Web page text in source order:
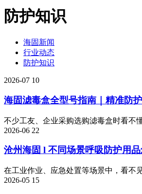
防护知识
海固新闻
行业动态
防护知识
2026-07 10
海固滤毒盒全型号指南｜精准防
不少工友、企业采购选购滤毒盒时看不
2026-06 22
沧州海固 l 不同场景呼吸防护用品
在工业作业、应急处置等场景中，看不
2026-05 15